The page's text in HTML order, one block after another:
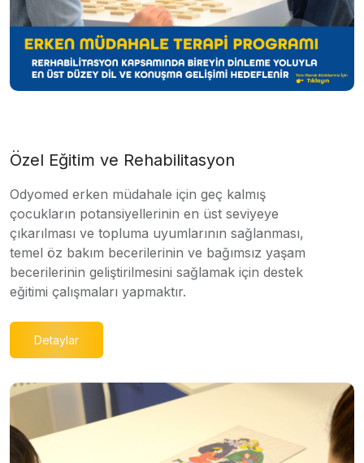
Özel Eğitim ve Rehabilitasyon
Odyomed erken müdahale için geç kalmış
çocukların potansiyellerinin en üst seviyeye
çıkarılması ve topluma uyumlarının sağlanması,
temel öz bakım becerilerinin ve bağımsız yaşam
becerilerinin geliştirilmesini sağlamak için destek
eğitimi çalışmaları yapmaktır.
Detaylar